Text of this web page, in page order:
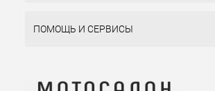
ПОМОЩЬ И СЕРВИСЫ